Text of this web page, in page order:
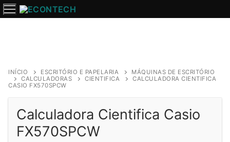
Saltar
para
INÍCIO ESCRITÓRIO E PAPELARIA
MÁQUINAS DE ESCRITÓRIO
CALCULADORAS
CIENTIFICA
CALCULADORA CIENTIFICA
CASIO FX570SPCW
Calculadora Cientifica Casio
FX570SPCW